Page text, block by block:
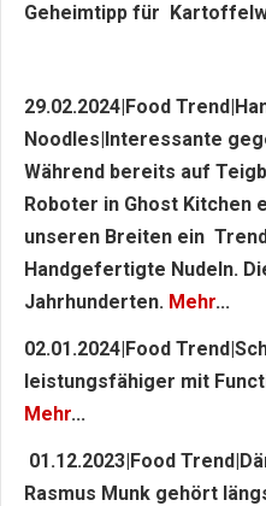
Geheimtipp für
29.02.2024|Food
Noodles|Interessante
Während bereits auf
Roboter in Ghost Kitchen
unseren Breiten ein
Handgefertigte Nudeln.
Jahrhunderten. Mehr...
02.01.2024|Food
leistungsfähiger mit
Mehr...
01.12.2023|Food
Rasmus Munk gehört